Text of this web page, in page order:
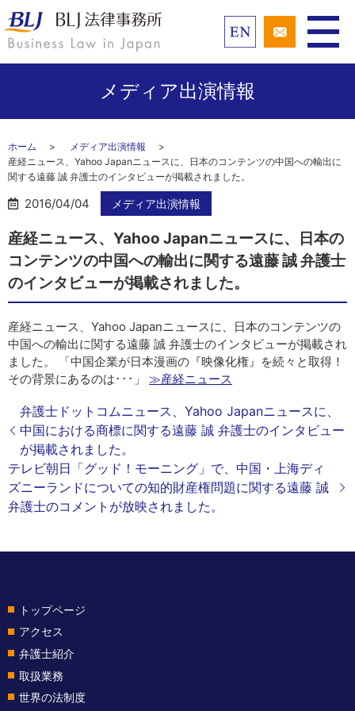
メディア出演情報
ホーム
メディア出演情報
産経ニュース、Yahoo Japanニュースに、日本のコンテンツの中国への輸出に
関する遠藤 誠 弁護士のインタビューが掲載されました。
2016/04/04 メディア出演情報
産経ニュース、Yahoo Japanニュースに、日本の
コンテンツの中国への輸出に関する遠藤 誠 弁護士
のインタビューが掲載されました。
産経ニュース、Yahoo Japanニュースに、日本のコンテンツの
中国への輸出に関する遠藤 誠 弁護士のインタビューが掲載され
ました。 「中国企業が日本漫画の『映像化権』を続々と取得！
その背景にあるのは･･･」 ≫産経ニュース
弁護士ドットコムニュース、Yahoo Japanニュースに、
中国における商標に関する遠藤 誠 弁護士のインタビュー
が掲載されました。
テレビ朝日「グッド！モーニング」で、中国・上海ディ
ズニーランドについての知的財産権問題に関する遠藤 誠
弁護士のコメントが放映されました。
トップページ
アクセス
弁護士紹介
取扱業務
世界の法制度